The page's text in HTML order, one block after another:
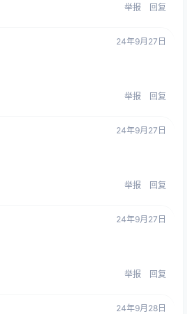
举报 回复
24年9月27日
举报 回复
24年9月27日
举报 回复
24年9月27日
举报 回复
24年9月28日